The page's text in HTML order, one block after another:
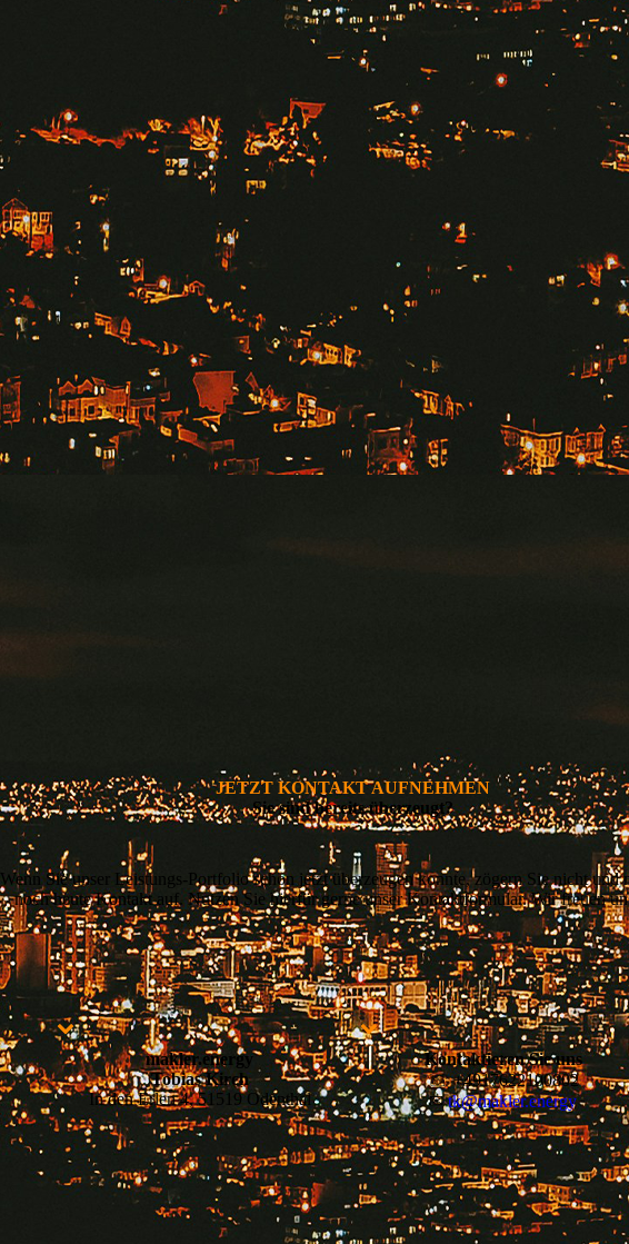
JETZT KONTAKT AUFNEHMEN
Sie sind bereits überzeugt?
Wenn Sie unser Leistungs-Portfolio schon jetzt überzeugen konnte, zögern Sie nicht und
noch heute Kontakt auf. Nutzen Sie hierfür gerne unser Kontaktformular. Wir freuen
makler.energy
Tobias Kirch
In den Erlen 4, 51519 Odenthal
Kontaktieren Sie uns
☏ +4917622100802
✉tk@makler.energy